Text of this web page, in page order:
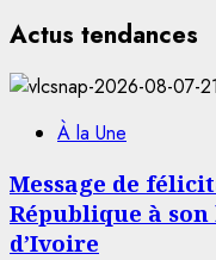
Actus tendances
À la Une
Message de
République à
d’Ivoire